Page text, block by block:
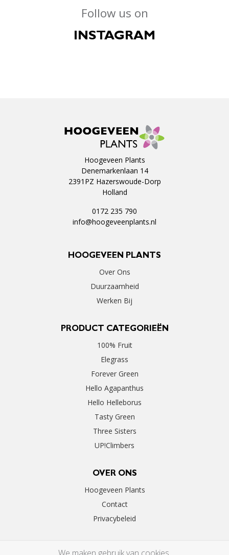
Follow us on
INSTAGRAM
Hoogeveen Plants
Denemarkenlaan 14
2391PZ Hazerswoude-Dorp
Holland
0172 235 790
info@hoogeveenplants.nl
HOOGEVEEN PLANTS
Over Ons
Duurzaamheid
Werken Bij
PRODUCT CATEGORIEËN
100% Fruit
Elegrass
Forever Green
Hello Agapanthus
Hello Helleborus
Tasty Green
Three Sisters
UP!Climbers
OVER ONS
Hoogeveen Plants
Contact
Privacybeleid